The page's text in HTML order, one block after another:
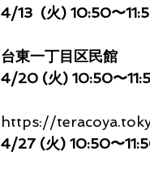
4/13  (火) 10:50〜
台東一丁目区民館
4/20 (火) 10:50〜
https://
4/27 (火) 10:50〜